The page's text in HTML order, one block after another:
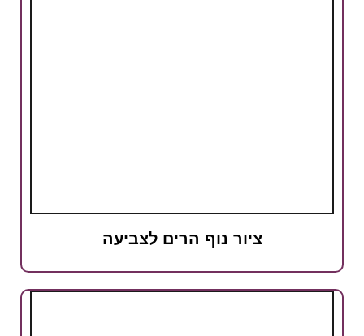
ציור נוף הרים לצביעה